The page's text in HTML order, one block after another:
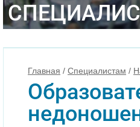
Главная / Специалистам /